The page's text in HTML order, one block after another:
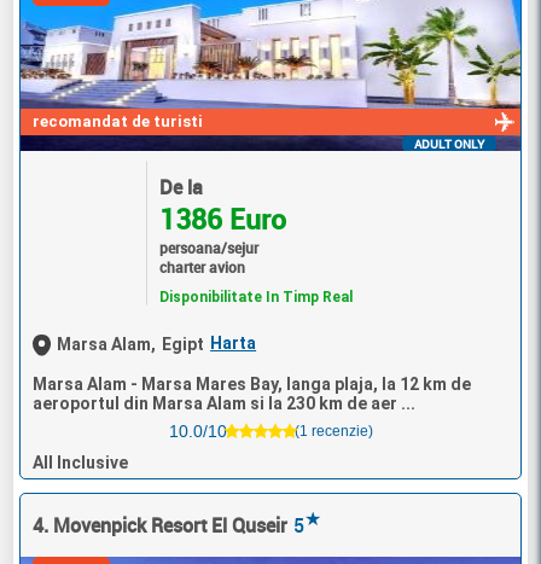
recomandat de turisti
ADULT ONLY
De la
1386 Euro
persoana/sejur
charter avion
Disponibilitate In Timp Real
Marsa Alam, Egipt Harta
Marsa Alam - Marsa Mares Bay, langa plaja, la 12 km de
aeroportul din Marsa Alam si la 230 km de aer ...
10.0/10
(1 recenzie)
All Inclusive
4. Movenpick Resort El Quseir 5★